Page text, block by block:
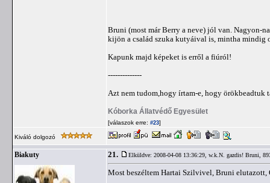
Bruni (most már Berry a neve) jól van. Nagyon-
kijön a család szuka kutyáival is, mintha mindig
Kapunk majd képeket is erről a fiúról!
--------------
Azt nem tudom,hogy írtam-e, hogy
Kóborka Állatvédő Egyesület
[válaszok erre: #23]
Kiváló dolgozó
Biakuty 21. Elküldve: 2008-04-08 13:36:29, w.k.N. gazdis! Bruni,
Most beszéltem Hartai Szilvivel, Bruni elutazott,